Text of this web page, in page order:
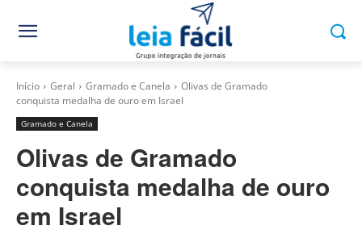
Início Geral Gramado e Canela
Olivas de Gramado
conquista medalha de ouro em Israel
Gramado e Canela
Olivas de Gramado
conquista medalha de ouro
em Israel